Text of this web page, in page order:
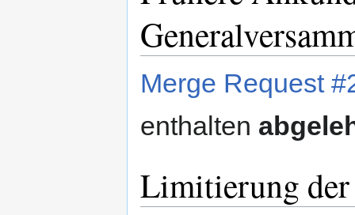
Merge Request
enthalten
Limitierung der